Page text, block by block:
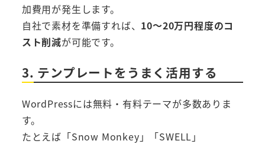
加費用が発生します。
自社で素材を準備すれば、 10〜20万円程度のコ
スト削減が可能です。
3. テンプレートをうまく活用する
WordPressには無料・有料テーマが多数ありま
す。
たとえば「Snow Monkey」「SWELL」